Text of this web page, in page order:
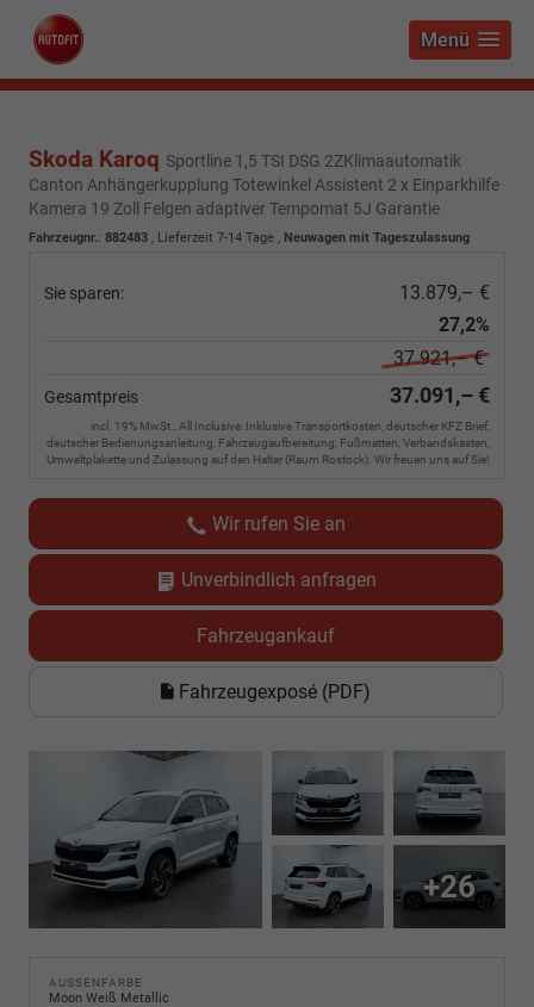
Menü
Skoda Karoq Sportline 1,5 TSI DSG 2ZKlimaautomatik
Canton Anhängerkupplung Totewinkel Assistent 2 x Einparkhilfe
Kamera 19 Zoll Felgen adaptiver Tempomat 5J Garantie
Fahrzeugnr.: 882483 , Lieferzeit 7-14 Tage , Neuwagen mit Tageszulassung
Sie sparen:
13.879,– €
27,2%
37.921,– €
Gesamtpreis 37.091,– €
incl. 19% MwSt., All Inclusive: Inklusive Transportkosten, deutscher KFZ Brief,
deutscher Bedienungsanleitung, Fahrzeugaufbereitung, Fußmatten, Verbandskasten,
Umweltplakette und Zulassung auf den Halter (Raum Rostock). Wir freuen uns auf Sie!
Wir rufen Sie an
Unverbindlich anfragen
Fahrzeugankauf
Fahrzeugexposé (PDF)
+26
AUSSENFARBE
Moon Weiß Metallic